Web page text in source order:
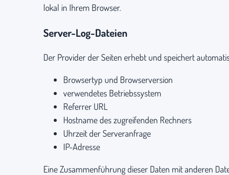
lokal in Ihrem Browser.
Server-Log-Dateien
Der Provider der Seiten erhebt und speichert
Browsertyp und Browserversion
verwendetes Betriebssystem
Referrer URL
Hostname des zugreifenden Rechners
Uhrzeit der Serveranfrage
IP-Adresse
Eine Zusammenführung dieser Daten mit anderen